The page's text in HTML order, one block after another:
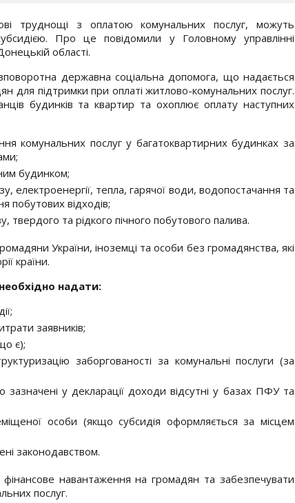
труднощі з оплатою комунальних послуг, можуть
Про це повідомили у Головному управлінні
області.
державна соціальна допомога, що надається
для підтримки при оплаті житлово-комунальних послуг.
будинків та квартир та охоплює оплату наступних
комунальних послуг у багатоквартирних будинках за
будинком;
електроенергії, тепла, гарячої води, водопостачання та
побутових відходів;
твердого та рідкого пічного побутового палива.
України, іноземці та особи без громадянства, які
країни.
надати:
заявників;
є);
заборгованості за комунальні послуги (за
у декларації доходи відсутні у базах ПФУ та
особи (якщо субсидія оформляється за місцем
законодавством.
навантаження на громадян та забезпечувати
послуг.